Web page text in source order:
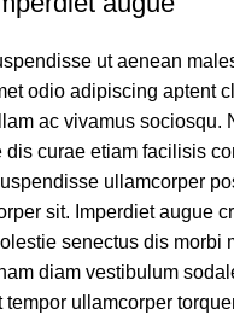
ut aenean
odio adipiscing aptent
ac vivamus sociosqu.
dis curae etiam facilisis
ullamcorper
sit. Imperdiet augue
senectus dis morbi
diam vestibulum
tempor ullamcorper